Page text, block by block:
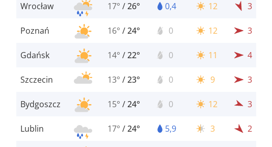
Wrocław 17° /26° 0,4 12 3
Poznań 16° /24° 0 12 3
Gdańsk 14° /22° 0 11 4
Szczecin 13° /23° 0 9 3
Bydgoszcz 15° /24° 0 12 3
Lublin 17° /24° 5,9 3 2